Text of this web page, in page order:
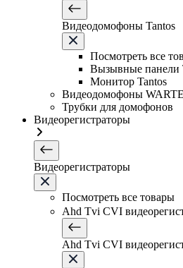
Видеодомофоны Tantos
Посмотреть все
Вызывные панели
Монитор Tantos
Видеодомофоны WARTE
Трубки для домофонов
Видеорегистраторы
Видеорегистраторы
Посмотреть все товары
Ahd Tvi CVI
Ahd Tvi CVI